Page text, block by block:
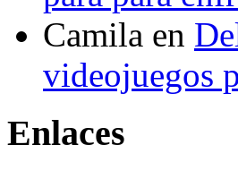
Camila en
videojuegos
Enlaces